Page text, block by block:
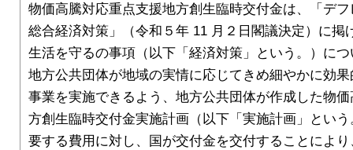
物価高騰対応重点支援地方創生臨時交付金は、「デ
総合経済対策」（令和５年 11 月２日閣議決定）に掲
生活を守るの事項（以下「経済対策」という。）に
地方公共団体が地域の実情に応じてきめ細やかに効
事業を実施できるよう、地方公共団体が作成した物
方創生臨時交付金実施計画（以下「実施計画」とい
要する費用に対し、国が交付金を交付することによ